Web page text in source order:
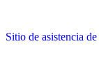
Sitio de asistencia